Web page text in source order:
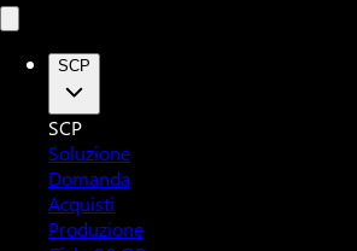
SCP
SCP
Soluzione
Domanda
Acquisti
Produzione